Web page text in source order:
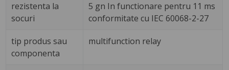
rezistenta la
socuri
5 gn In functionare pentru 11 ms
conformitate cu IEC 60068-2-27
tip produs sau
componenta
multifunction relay